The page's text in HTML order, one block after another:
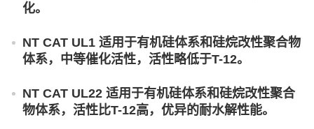
化。
NT CAT UL1 适用于有机硅体系和硅烷改性聚合物
体系，中等催化活性，活性略低于T-12。
NT CAT UL22 适用于有机硅体系和硅烷改性聚合
物体系，活性比T-12高，优异的耐水解性能。